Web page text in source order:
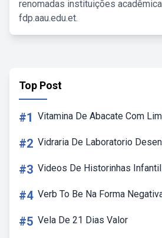
renomadas instituições
fdp.aau.edu.et.
Top Post
#1 Vitamina De Abacate Com
#2 Vidraria De Laboratorio
#3 Videos De Historinhas Infantil
#4 Verb To Be Na Forma
#5 Vela De 21 Dias Valor